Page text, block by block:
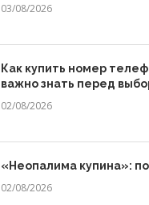
03/08/2026
Как купить номер
важно знать перед
02/08/2026
«Неопалима купина»:
02/08/2026